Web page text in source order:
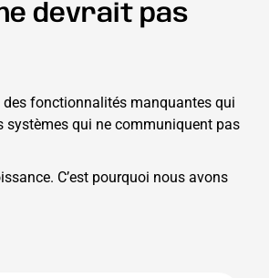
devrait pas
des fonctionnalités manquantes qui
systèmes qui ne communiquent pas
C’est pourquoi nous avons